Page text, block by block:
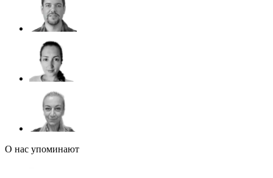
О нас упоминают